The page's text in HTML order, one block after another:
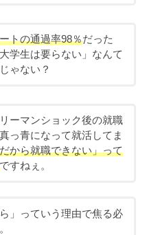
トの通過率98％だった
学生は要らない」なんて
ゃない？
ーマンショック後の就職
っ青になって就活してま
から就職できない」って
すねぇ。
」っていう理由で焦る必